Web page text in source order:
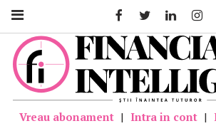
Vreau abonament | Intra in cont |
FacebookTwitter Linkedin